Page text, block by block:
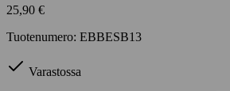
25,90 €
Tuotenumero: EBBESB13
Varastossa